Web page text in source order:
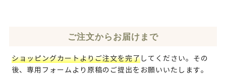
ご注文からお届けまで
ショッピングカートよりご注文を完了してください。その
後、専用フォームより原稿のご提出をお願いいたします。